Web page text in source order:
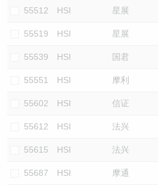
55512 HSI 星展
55519 HSI 星展
55539 HSI 国君
55551 HSI 摩利
55602 HSI 信证
55612 HSI 法兴
55615 HSI 法兴
55687 HSI 摩通